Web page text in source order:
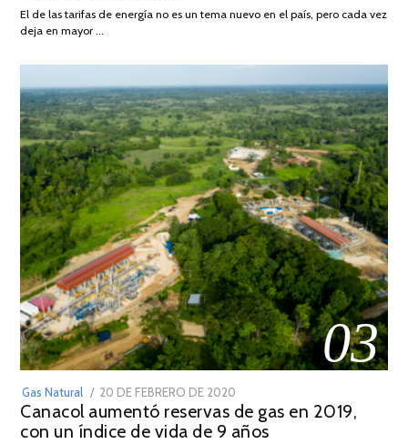
El de las tarifas de energía no es un tema nuevo en el país, pero cada vez
deja en mayor …
03
Gas Natural
POSTED
ON
20 DE FEBRERO DE 2020
DE
JULIO
Canacol aumentó reservas de gas en 2019,
con un índice de vida de 9 años